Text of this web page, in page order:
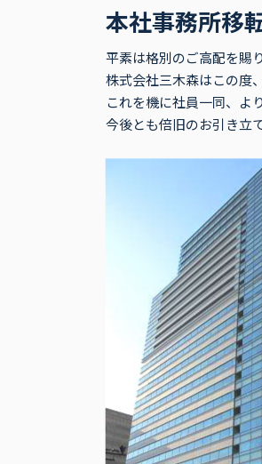
本社事務所移
平素は格別のご高配を賜
株式会社三木森はこの度
これを機に社員一同、よ
今後とも倍旧のお引き立